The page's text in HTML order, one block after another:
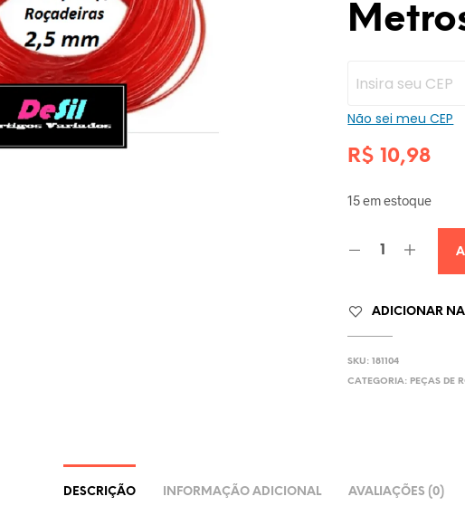
Não sei meu CEP
R$ 10,98
15 em estoque
ADICIONAR NA
SKU:181104
CATEGORIA: PEÇAS DE
DESCRIÇÃO INFORMAÇÃO ADICIONAL AVALIAÇÕES (0)